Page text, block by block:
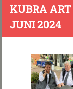
KUBRA
JUNI 2024